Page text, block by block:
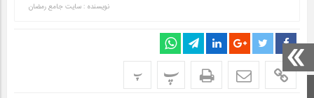
صفحه اصلی
نویسنده : سایت جامع رمضان
پ پ